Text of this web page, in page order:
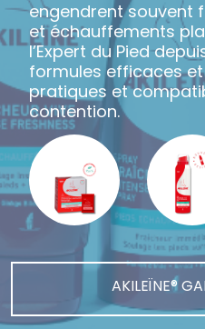
engendrent souvent
et échauffements
l’Expert du Pied
formules efficaces
pratiques et
contention.
AKILEÏNE®